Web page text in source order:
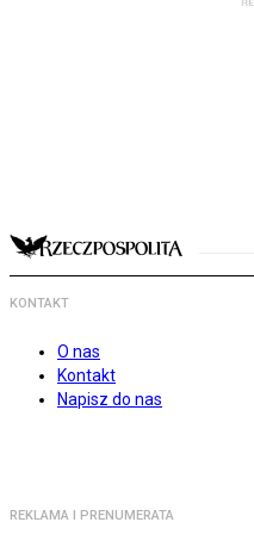
KONTAKT
O nas
Kontakt
Napisz do nas
REKLAMA I PRENUMERATA